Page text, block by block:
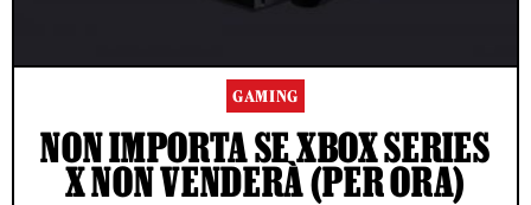
GAMING
NON IMPORTA SE XBOX SERIES
X NON VENDERÀ (PER ORA)